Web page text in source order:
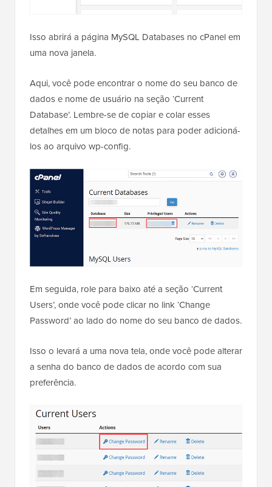
Isso abrirá a página MySQL Databases no cPanel em
uma nova janela.
Aqui, você pode encontrar o nome do seu banco de
dados e nome de usuário na seção ‘Current
Database’. Lembre-se de copiar e colar esses
detalhes em um bloco de notas para poder adicioná-
los ao arquivo wp-config.
Em seguida, role para baixo até a seção ‘Current
Users’, onde você pode clicar no link ‘Change
Password’ ao lado do nome do seu banco de dados.
Isso o levará a uma nova tela, onde você pode alterar
a senha do banco de dados de acordo com sua
preferência.